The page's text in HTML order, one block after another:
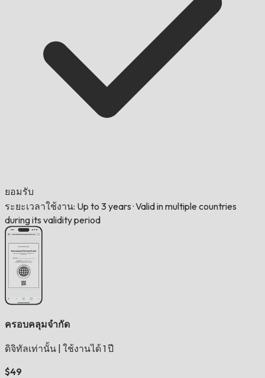
ยอมรับ
ระยะเวลาใช้งาน: Up to 3 years ·Valid in multiple countries
during its validity period
ครอบคลุมจำกัด
ดิจิทัลเท่านั้น ใช้งานได้ 1 ปี
$49